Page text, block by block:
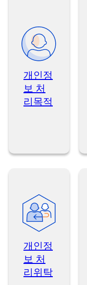
개인정
보 처
리목적
개인정
보 처
리위탁